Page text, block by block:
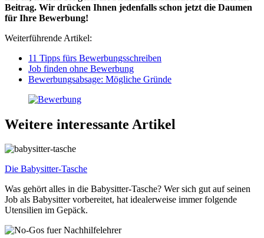
Beitrag. Wir drücken Ihnen jedenfalls schon jetzt die Daumen
für Ihre Bewerbung!
Weiterführende Artikel:
11 Tipps fürs Bewerbungsschreiben
Job finden ohne Bewerbung
Bewerbungsabsage: Mögliche Gründe
Weitere interessante Artikel
Die Babysitter-Tasche
Was gehört alles in die Babysitter-Tasche? Wer sich gut auf seinen
Job als Babysitter vorbereitet, hat idealerweise immer folgende
Utensilien im Gepäck.